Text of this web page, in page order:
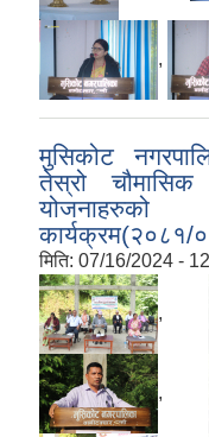
,
मुसिकोट
तेस्रो चौमासिक
कार्यक्रम(२०८१/
मिति: 07/16/2024 -
,
,